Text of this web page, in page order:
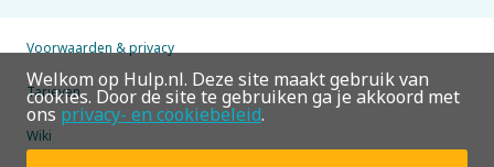
Voorwaarden & privacy
Tarieven
Wiki
Welkom op Hulp.nl. Deze site maakt gebruik van
cookies. Door de site te gebruiken ga je akkoord met
ons privacy- en cookiebeleid.